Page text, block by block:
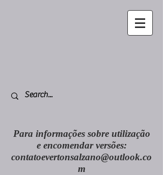
Para informações sobre utilização
e encomendar versões:
contatoevertonsalzano@outlook.co
m